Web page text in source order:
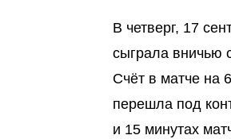
В четверг, 17
сыграла вничью
Счёт в матче на
перешла под
и 15 минутах